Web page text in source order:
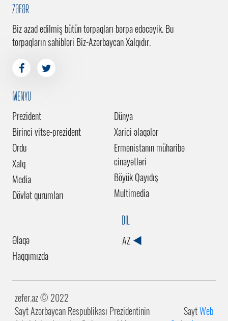
ZƏFƏR
Biz azad edilmiş bütün torpaqları bərpa edəcəyik. Bu
torpaqların sahibləri Biz-Azərbaycan Xalqıdır.
MENYU
Prezident
Birinci vitse-prezident
Ordu
Xalq
Media
Dövlət qurumları
Dünya
Xarici əlaqələr
Ermənistanın müharibə
cinayətləri
Böyük Qayıdış
Multimedia
Əlaqə
Haqqımızda
DİL
AZ
zefer.az ©️ 2022
Sayt Azərbaycan Respublikası Prezidentinin
SaytWeb